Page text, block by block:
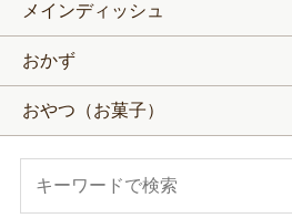
メインディッシュ
おかず
おやつ（お菓子）